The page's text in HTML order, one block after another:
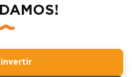
invertir